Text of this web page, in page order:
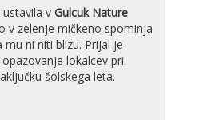
v Gulcuk Nature
v zelenje mičkeno spominja
mu ni niti blizu. Prijal je
lokalcev pri
šolskega leta.